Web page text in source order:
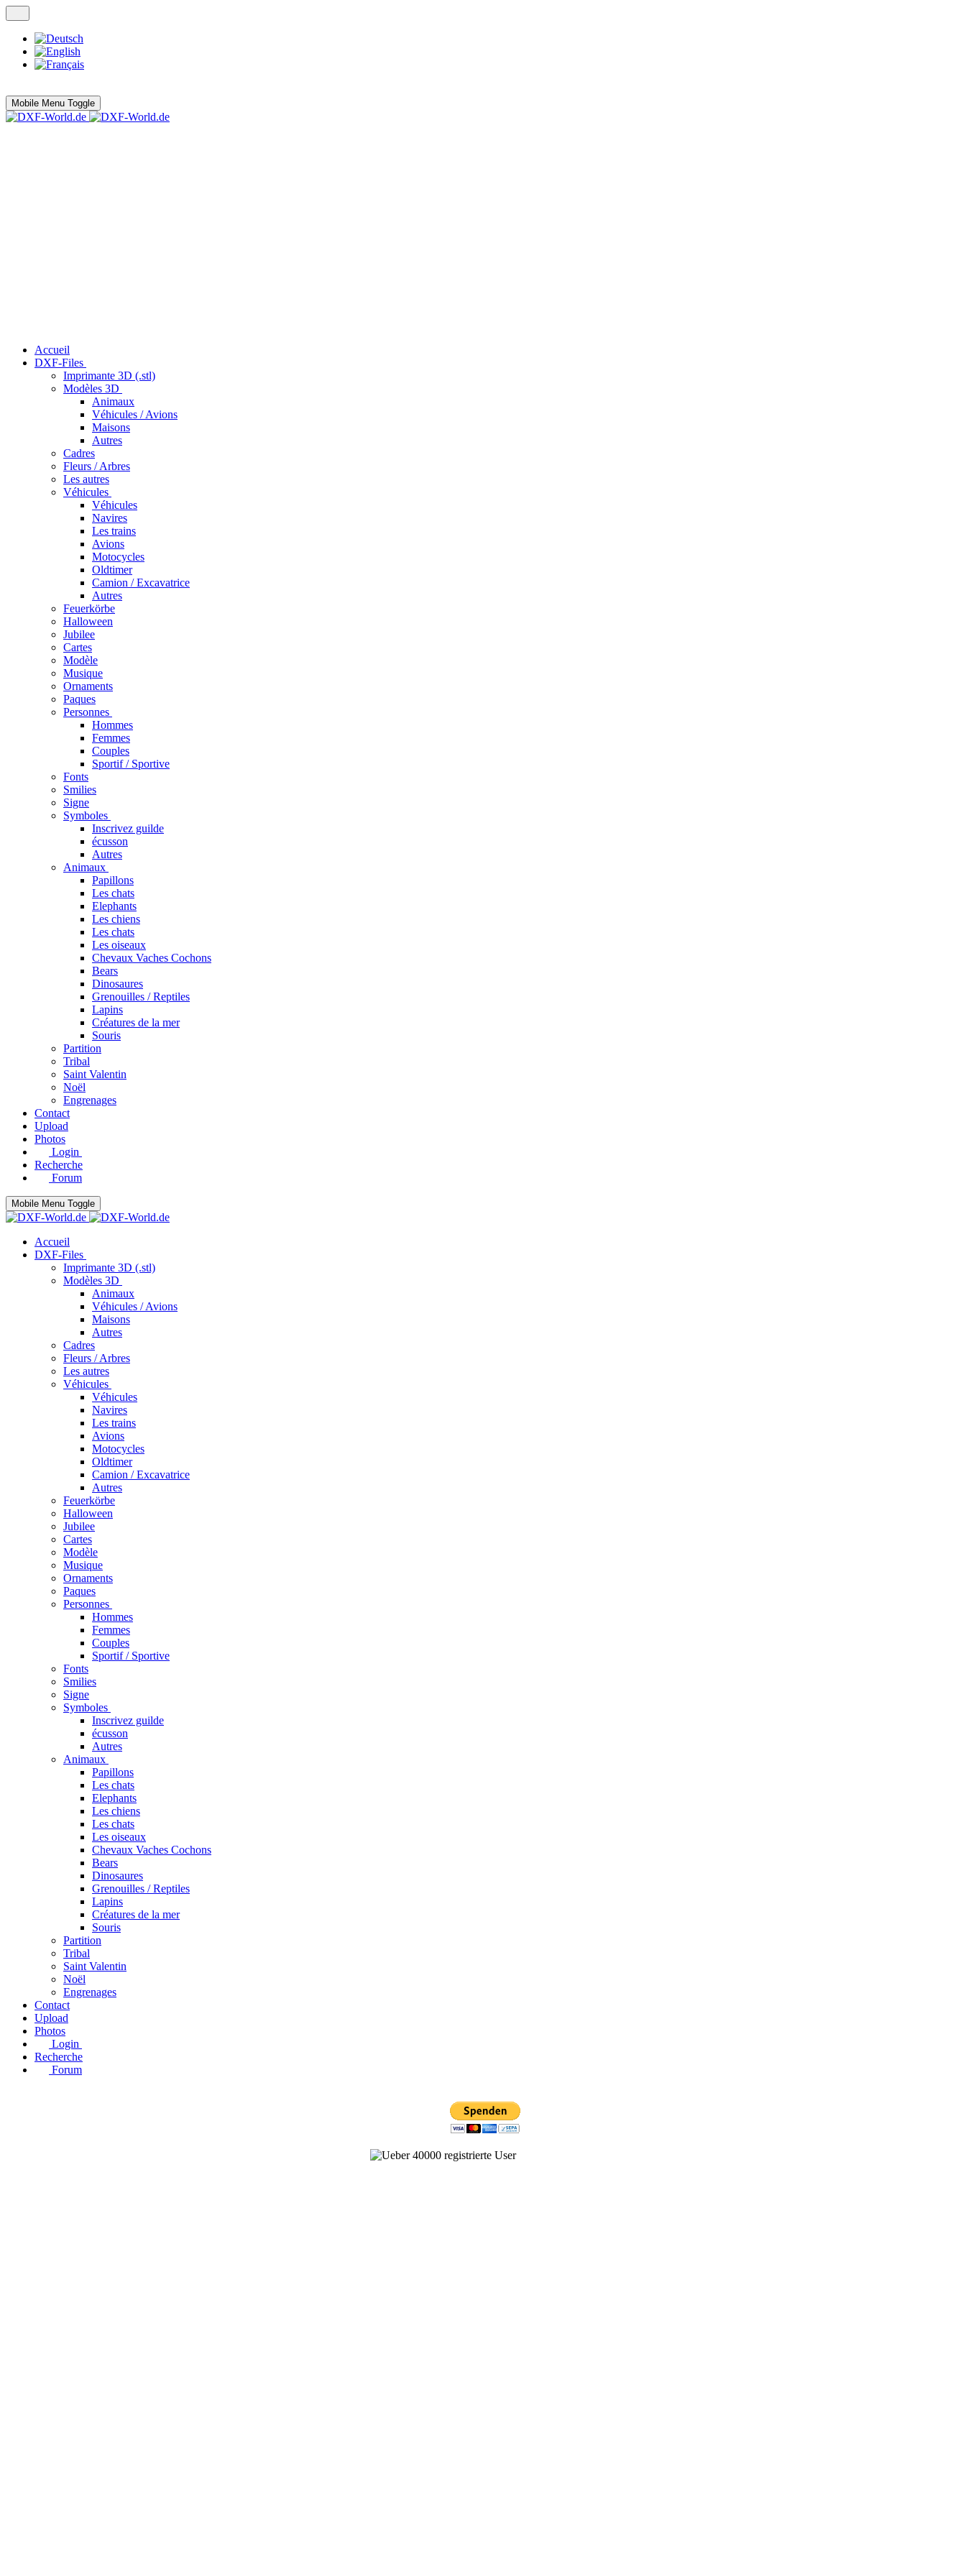
Mobile Menu Toggle
Accueil
DXF-Files
Imprimante 3D (.stl)
Modèles 3D
Animaux
Véhicules / Avions
Maisons
Autres
Cadres
Fleurs / Arbres
Les autres
Véhicules
Véhicules
Navires
Les trains
Avions
Motocycles
Oldtimer
Camion / Excavatrice
Autres
Feuerkörbe
Halloween
Jubilee
Cartes
Modèle
Musique
Ornaments
Paques
Personnes
Hommes
Femmes
Couples
Sportif / Sportive
Fonts
Smilies
Signe
Symboles
Inscrivez guilde
écusson
Autres
Animaux
Papillons
Les chats
Elephants
Les chiens
Les chats
Les oiseaux
Chevaux Vaches Cochons
Bears
Dinosaures
Grenouilles / Reptiles
Lapins
Créatures de la mer
Souris
Partition
Tribal
Saint Valentin
Noël
Engrenages
Contact
Upload
Photos
Login
Recherche
Forum
Mobile Menu Toggle
Accueil
DXF-Files
Imprimante 3D (.stl)
Modèles 3D
Animaux
Véhicules / Avions
Maisons
Autres
Cadres
Fleurs / Arbres
Les autres
Véhicules
Véhicules
Navires
Les trains
Avions
Motocycles
Oldtimer
Camion / Excavatrice
Autres
Feuerkörbe
Halloween
Jubilee
Cartes
Modèle
Musique
Ornaments
Paques
Personnes
Hommes
Femmes
Couples
Sportif / Sportive
Fonts
Smilies
Signe
Symboles
Inscrivez guilde
écusson
Autres
Animaux
Papillons
Les chats
Elephants
Les chiens
Les chats
Les oiseaux
Chevaux Vaches Cochons
Bears
Dinosaures
Grenouilles / Reptiles
Lapins
Créatures de la mer
Souris
Partition
Tribal
Saint Valentin
Noël
Engrenages
Contact
Upload
Photos
Login
Recherche
Forum